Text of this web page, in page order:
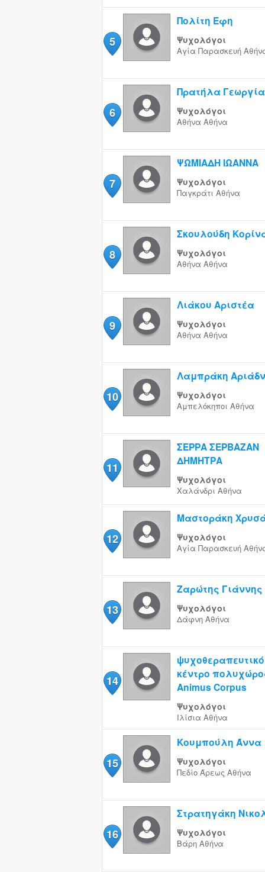
5
Πολίτη Έφη
Ψυχολόγοι
Αγία Παρασκευή
6
Πρατήλα Γεωργία
Ψυχολόγοι
Αθήνα Αθήνα
7
ΨΩΜΙΑΔΗ ΙΩΑΝΝΑ
Ψυχολόγοι
Παγκράτι Αθήνα
8
Σκουλούδη
Ψυχολόγοι
Αθήνα Αθήνα
9
Λιάκου Αριστέα
Ψυχολόγοι
Αθήνα Αθήνα
10
Λαμπράκη
Ψυχολόγοι
Αμπελόκηποι Αθήνα
11
ΣΕΡΡΑ ΣΕΡΒΑΖΑΝ
ΔΗΜΗΤΡΑ
Ψυχολόγοι
Χαλάνδρι Αθήνα
12
Μαστοράκη
Ψυχολόγοι
Αγία Παρασκευή
13
Ζαρώτης Γιάννης
Ψυχολόγοι
Δάφνη Αθήνα
14
ψυχοθεραπευτικό
κέντρο
Animus Corpus
Ψυχολόγοι
Ιλίσια Αθήνα
15
Κουμπούλη Άννα
Ψυχολόγοι
Πεδίο Άρεως Αθήνα
16
Στρατηγάκη
Ψυχολόγοι
Βάρη Αθήνα